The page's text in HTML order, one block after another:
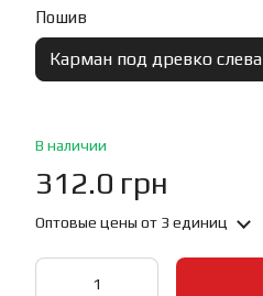
Пошив
Карман под древко слева
В наличии
312.0 грн
Оптовые цены от 3 единиц